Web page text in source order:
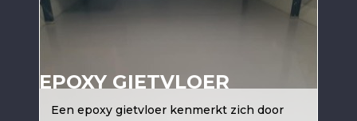
EPOXY GIETVLOER
Een epoxy gietvloer kenmerkt zich door